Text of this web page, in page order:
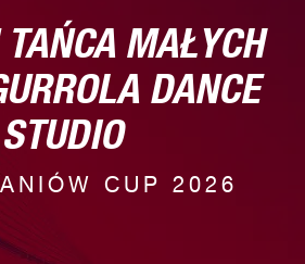
MAŁYCH
DANCE
STUDIO
CUP 2026